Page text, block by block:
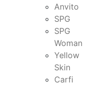
Anvito
SPG
SPG
Woman
Yellow
Skin
Carfi